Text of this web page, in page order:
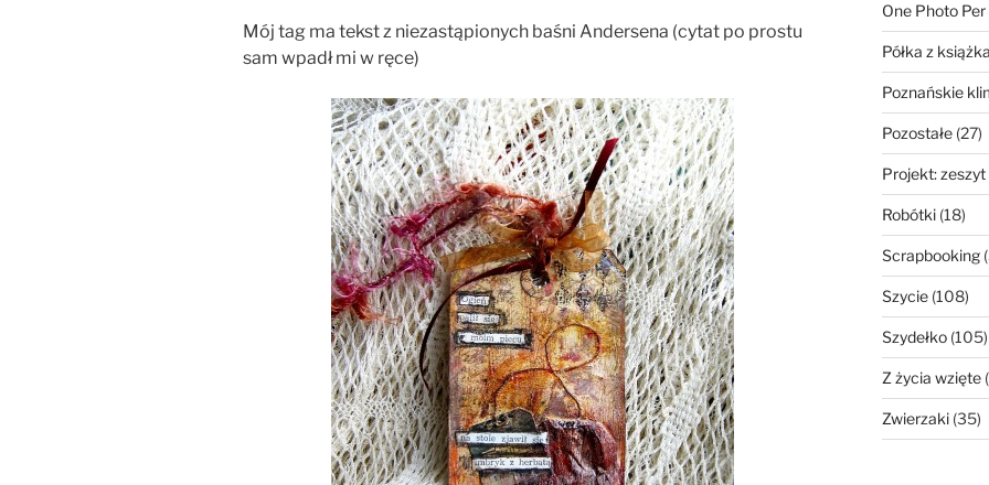
Mój tag ma tekst z niezastąpionych baśni Andersena (cytat po prostu
sam wpadł mi w ręce)
One Photo Per
Półka z
Poznańskie
Pozostałe(27)
Projekt: zeszyt
Robótki(18)
Scrapbooking
Szycie(108)
Szydełko(105)
Z życia wzięte
Zwierzaki(35)